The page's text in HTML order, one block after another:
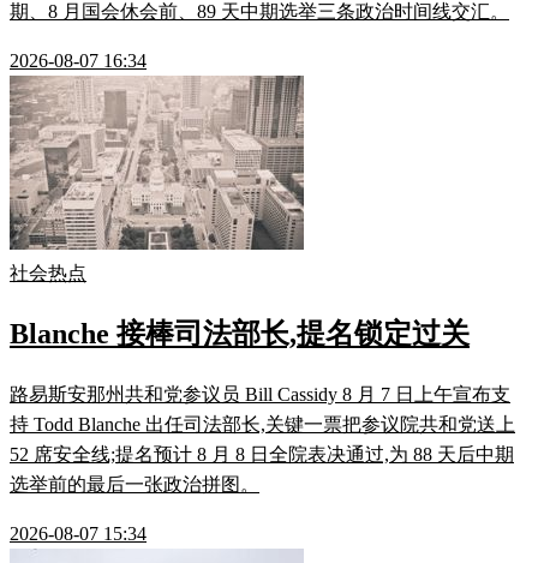
期、8 月国会休会前、89 天中期选举三条政治时间线交汇。
2026-08-07 16:34
社会热点
Blanche 接棒司法部长,提名锁定过关
路易斯安那州共和党参议员 Bill Cassidy 8 月 7 日上午宣布支
持 Todd Blanche 出任司法部长,关键一票把参议院共和党送上
52 席安全线;提名预计 8 月 8 日全院表决通过,为 88 天后中期
选举前的最后一张政治拼图。
2026-08-07 15:34